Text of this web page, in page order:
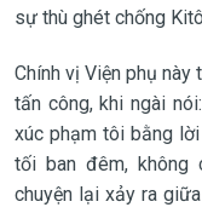
sự thù ghét chống
Chính vị Viện phụ
tấn công, khi ngài
xúc phạm tôi bằng
tối ban đêm, không
chuyện lại xảy ra